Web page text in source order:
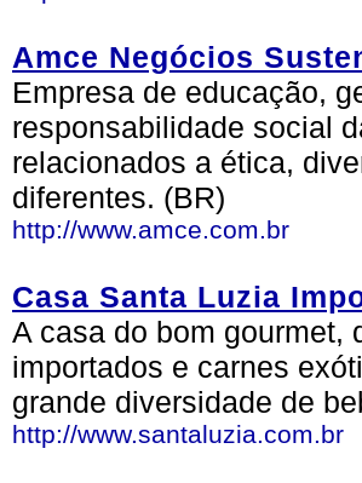
Amce Negócios
Empresa de educação,
responsabilidade social
relacionados a ética,
diferentes. (BR)
http://www.amce.com.br
Casa Santa Luzia
A casa do bom gourmet,
importados e carnes
grande diversidade de
http://www.santaluzia.com.br